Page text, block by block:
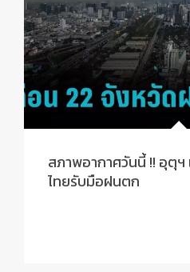
สภาพอากาศวันนี้ !! อุตุฯ
ไทยรับมือฝนตก